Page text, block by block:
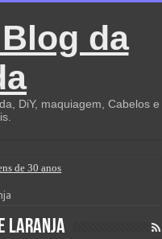
da
DiY, maquiagem, Cabelos e
de 30 anos
laranja